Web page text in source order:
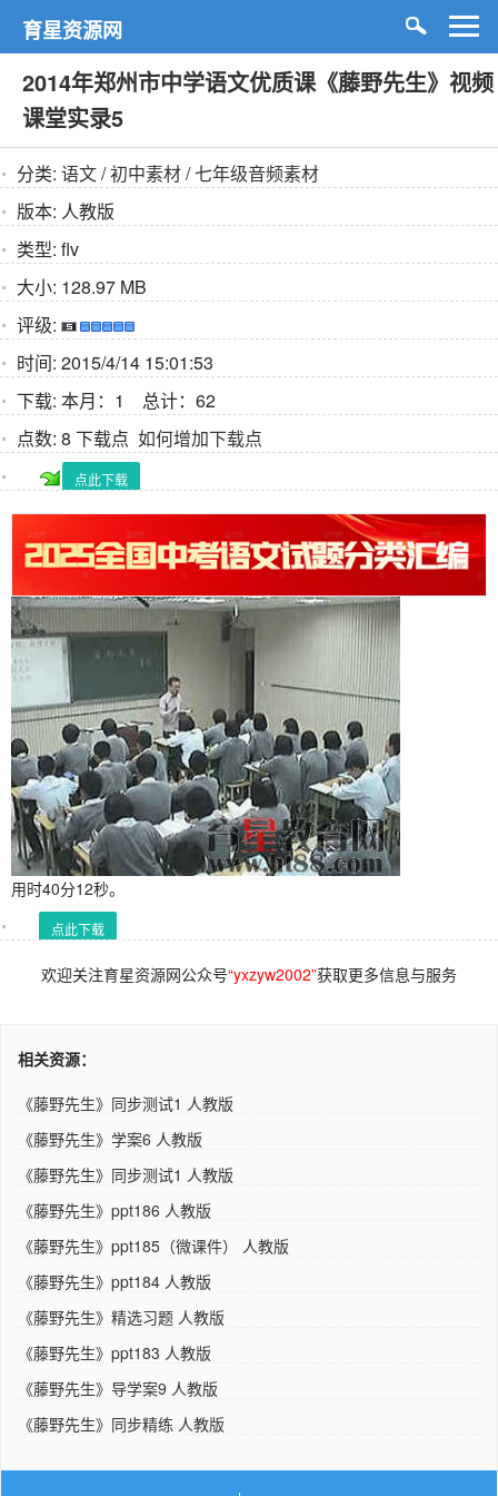
育星资源网
2014年郑州市中学语文优质课《藤野先生》视频
课堂实录5
分类: 语文/初中素材/七年级音频素材
版本: 人教版
类型: flv
大小: 128.97 MB
评级:
时间: 2015/4/14 15:01:53
下载: 本月：1 总计：62
点数: 8 下载点 如何增加下载点
点此下载
用时40分12秒。
点此下载
欢迎关注育星资源网公众号“yxzyw2002”获取更多信息与服务
相关资源：
《藤野先生》同步测试1 人教版
《藤野先生》学案6 人教版
《藤野先生》同步测试1 人教版
《藤野先生》ppt186 人教版
《藤野先生》ppt185（微课件） 人教版
《藤野先生》ppt184 人教版
《藤野先生》精选习题 人教版
《藤野先生》ppt183 人教版
《藤野先生》导学案9 人教版
《藤野先生》同步精练 人教版